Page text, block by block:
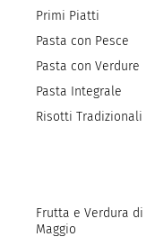
Primi Piatti
Pasta con Pesce
Pasta con Verdure
Pasta Integrale
Risotti Tradizionali
Frutta e Verdura di
Maggio